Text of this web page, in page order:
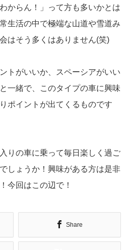
からん！」って方も多いかとは
生活の中で極端な山道や雪道み
はそう多くはありません(笑)
トがいいか、スペーシアがいい
一緒で、このタイプの車に興味
ポイントが出てくるものです
りの車に乗って毎日楽しく過ご
しょうか！興味がある方は是非
今回はこの辺で！
Share